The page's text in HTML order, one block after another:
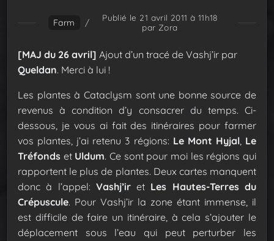
Farm /
Publié le 21 avril 2011 à 11h18
par Zora
[MAJ du 26 avril] Ajout d’un tracé de Vashj’ir par
Queldan. Merci à lui !
Les plantes à Cataclysm sont une bonne source de
revenus à condition d’y consacrer du temps. Ci-
dessous, je vous ai fait des itinéraires pour farmer
vos plantes, j’ai retenu 3 régions: Le Mont Hyjal, Le
Tréfonds et Uldum. Ce sont pour moi les régions qui
rapportent le plus de plantes. Deux cartes manquent
donc à l’appel: Vashj’iret Les Hautes-Terres du
Crépuscule. Pour Vashj’ir la zone étant immense, il
est difficile de faire un itinéraire, à cela s’ajouter le
déplacement sous l’eau qui peut perturber les